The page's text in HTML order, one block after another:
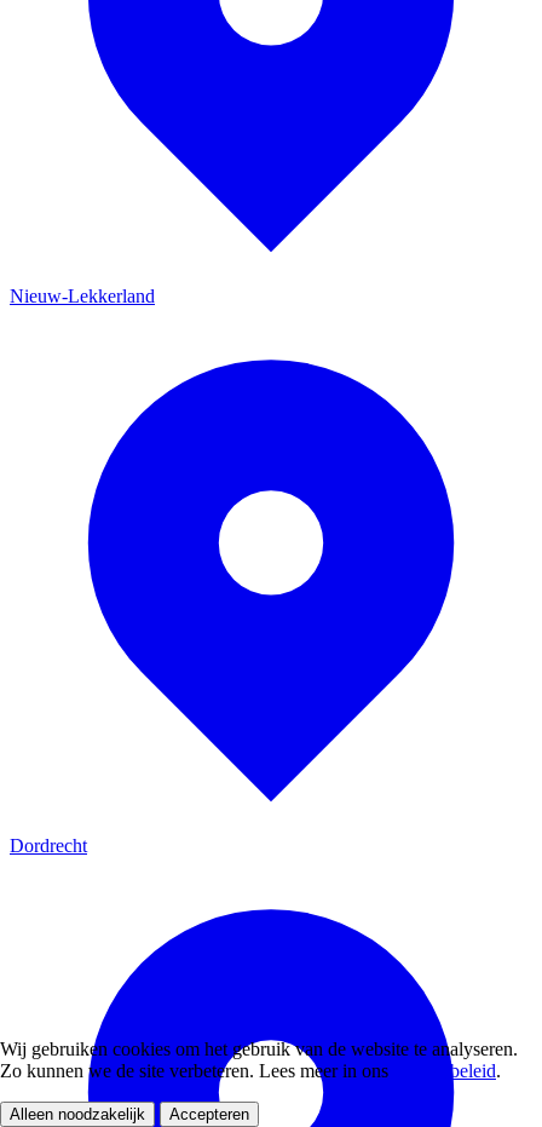
Nieuw-Lekkerland
Dordrecht
Wij gebruiken cookies om het gebruik van de website te analyseren.
Zo kunnen we de site verbeteren. Lees meer in ons
privacybeleid.
Alleen noodzakelijk Accepteren